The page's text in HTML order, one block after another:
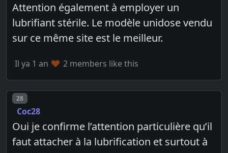
Attention également à employer un
lubrifiant stérile. Le modèle unidose vendu
sur ce même site est le meilleur.
Il ya 1 an 2 members like this
Post number
28
Coc28
Oui je confirme l’attention particulière qu’il
faut attacher à la lubrification et surtout à